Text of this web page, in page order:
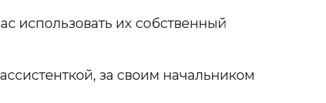
использовать их собственный
за своим начальником